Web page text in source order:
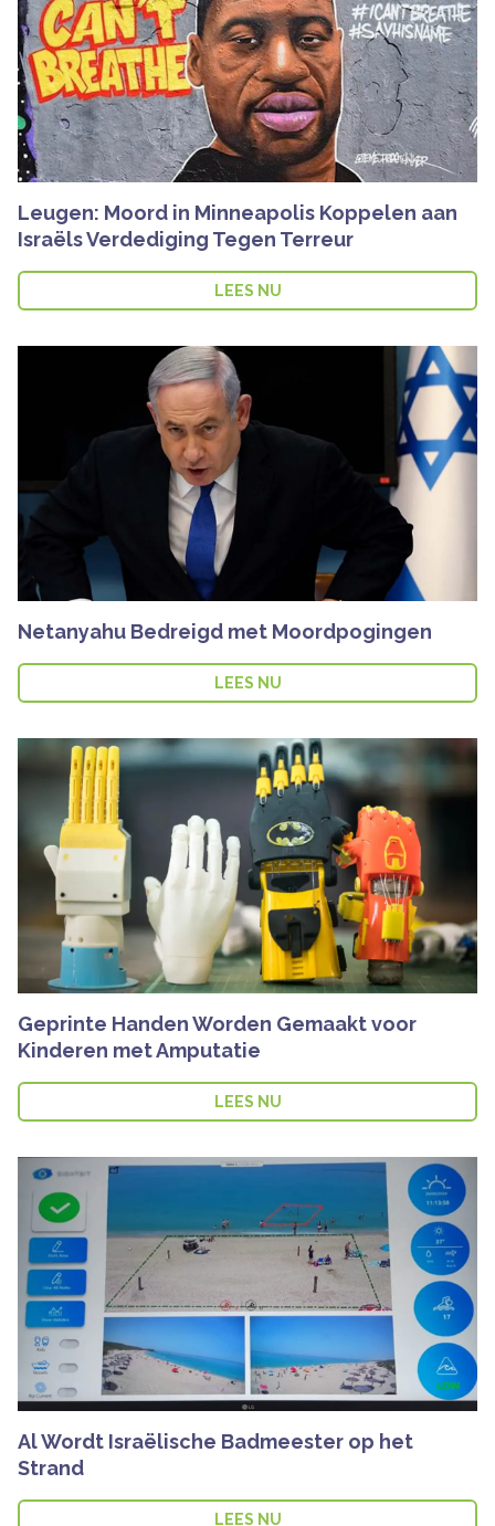
Leugen: Moord in Minneapolis Koppelen aan
Israëls Verdediging Tegen Terreur
LEES NU
Netanyahu Bedreigd met Moordpogingen
LEES NU
Geprinte Handen Worden Gemaakt voor
Kinderen met Amputatie
LEES NU
Al Wordt Israëlische Badmeester op het
Strand
LEES NU